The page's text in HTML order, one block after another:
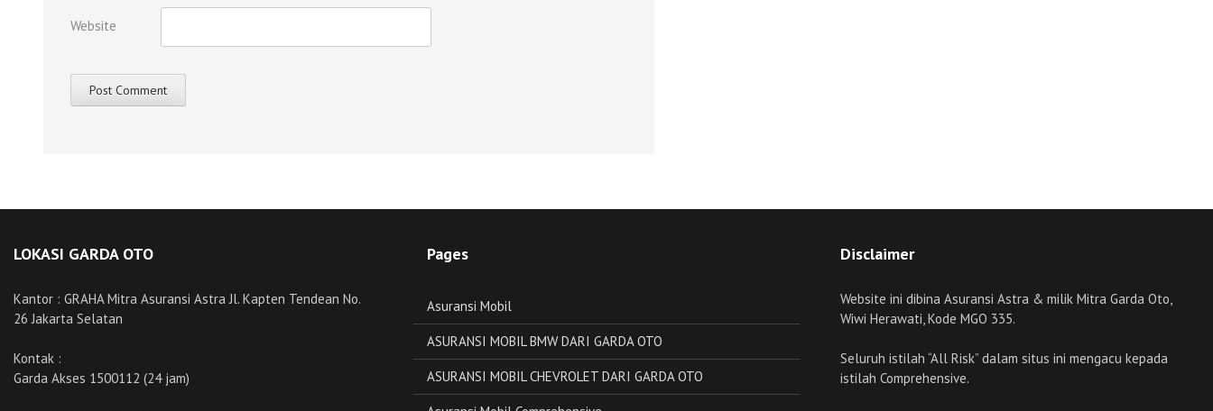
Website
LOKASI GARDA OTO
Kantor : GRAHA Mitra Asuransi Astra Jl. Kapten Tendean No.
26 Jakarta Selatan
Kontak :
Garda Akses 1500112 (24 jam)
Pages
Asuransi Mobil
ASURANSI MOBIL BMW DARI GARDA OTO
ASURANSI MOBIL CHEVROLET DARI GARDA OTO
Disclaimer
Website ini dibina Asuransi Astra & milik Mitra Garda Oto,
Wiwi Herawati, Kode MGO 335.
Seluruh istilah “All Risk” dalam situs ini mengacu kepada
istilah Comprehensive.